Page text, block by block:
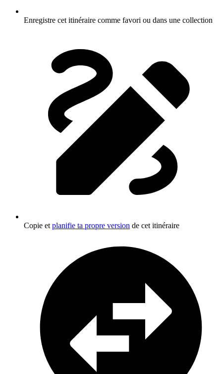
Enregistre cet itinéraire comme favori ou dans une collection
Copie et planifie ta propre version de cet itinéraire